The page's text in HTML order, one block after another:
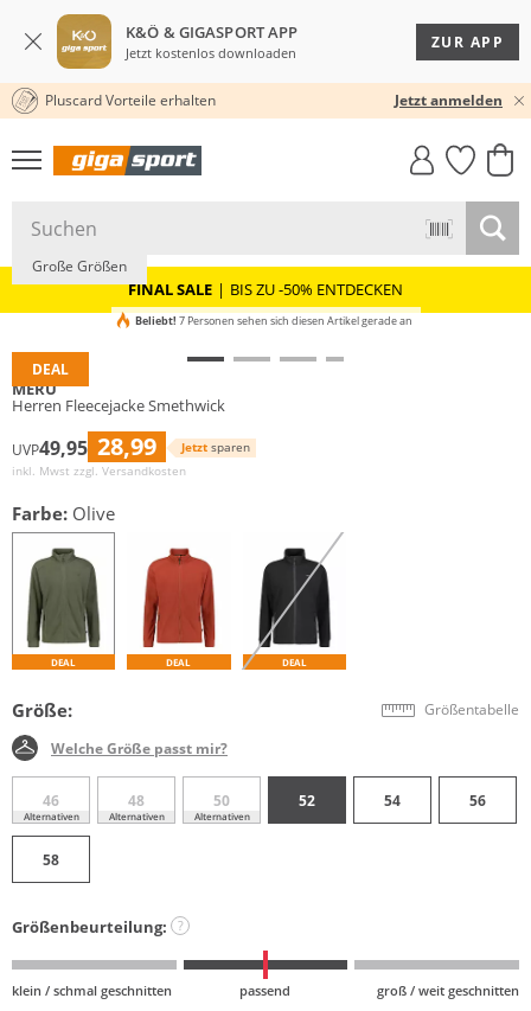
K&Ö & GIGASPORT APP
Jetzt kostenlos downloaden
ZUR APP
30 TAGE RÜCKGABERECHT
Pluscard Vorteile erhalten Jetzt anmelden
GIGASTYLE
FAHRRAD­
MUST-HAVE
FINAL SALE | BIS ZU -50% ENTDECKEN
DEAL
Preis & Wert
Große Größen
Beliebt! 7 Personen sehen sich diesen Artikel gerade an
MERU
Herren Fleecejacke Smethwick
UVP49,95 28,99 Jetzt sparen
inkl. Mwst zzgl. Versandkosten
Farbe: Olive
DEAL DEAL DEAL
Größe: Größentabelle
Welche Größe passt mir?
46
Alternativen
48
Alternativen
50
Alternativen
52 54 56
58
Größenbeurteilung: ?
klein / schmal geschnitten passend groß / weit geschnitten